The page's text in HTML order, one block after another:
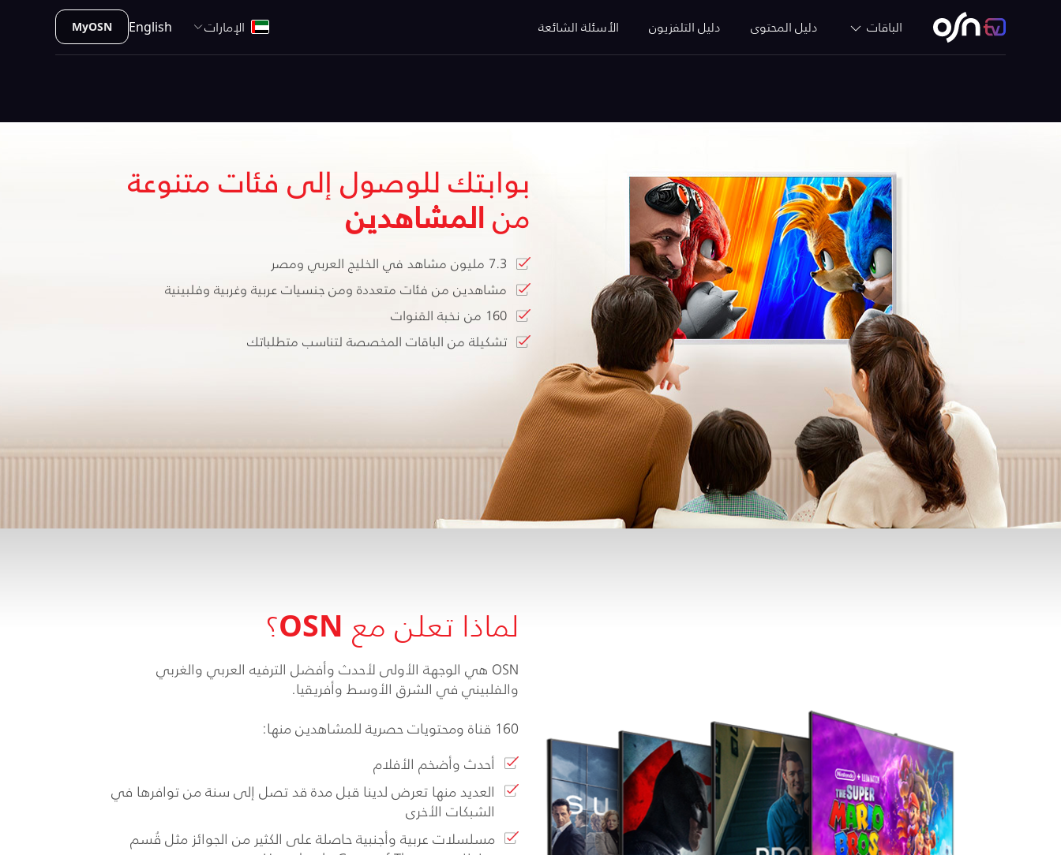
الباقات دليل المحتوى دليل التلفزيون الأسئلة الشائعة الإمارات English
MyOSN
بوابتك للوصول إلى فئات متنوعة
منالمشاهدين
7.3 مليون مشاهد في الخليج العربي ومصر
مشاهدين من فئات متعددة ومن جنسيات عربية وغربية وفلبينية
160 من نخبة القنوات
تشكيلة من الباقات المخصصة لتناسب متطلباتك
لماذا تعلن معOSN؟
OSN هي الوجهة الأولى لأحدث وأفضل الترفيه العربي والغربي
والفلبيني في الشرق الأوسط وأفريقيا.
160 قناة ومحتويات حصرية للمشاهدين منها:
أحدث وأضخم الأفلام
العديد منها تعرض لدينا قبل مدة قد تصل إلى سنة من توافرها في
الشبكات الأخرى
مسلسلات عربية وأجنبية حاصلة على الكثير من الجوائز مثل قُسم